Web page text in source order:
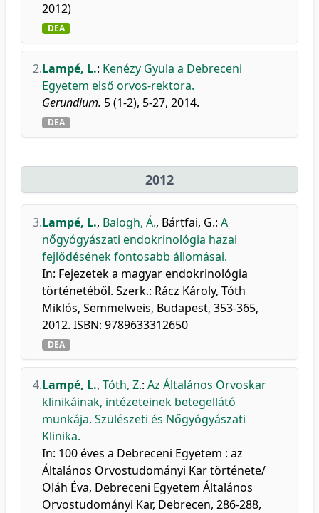
2012)
DEA
2.Lampé, L.: Kenézy Gyula a Debreceni
Egyetem első orvos-rektora.
Gerundium. 5 (1-2), 5-27, 2014.
DEA
2012
3.Lampé, L., Balogh, Á., Bártfai, G.: A
nőgyógyászati endokrinológia hazai
fejlődésének fontosabb állomásai.
In: Fejezetek a magyar endokrinológia
történetéből. Szerk.: Rácz Károly, Tóth
Miklós, Semmelweis, Budapest, 353-365,
2012. ISBN: 9789633312650
DEA
4.Lampé, L., Tóth, Z.: Az Általános Orvoskar
klinikáinak, intézeteinek betegellátó
munkája. Szülészeti és Nőgyógyászati
Klinika.
In: 100 éves a Debreceni Egyetem : az
Általános Orvostudományi Kar története/
Oláh Éva, Debreceni Egyetem Általános
Orvostudományi Kar, Debrecen, 286-288,